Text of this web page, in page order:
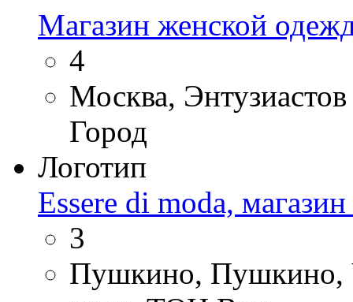
Магазин женской
4
Москва,
Город
Логотип
Essere di moda,
3
Пушкино, Пушкино,